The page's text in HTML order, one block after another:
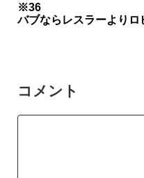
※36
バブならレスラーよりロ
コメント